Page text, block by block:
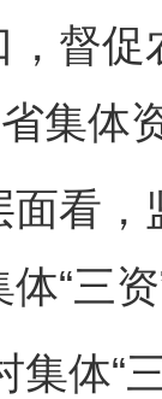
督
集体
，
“三
体“